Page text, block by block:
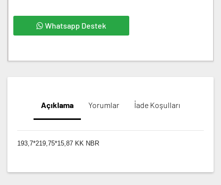
Whatsapp Destek
Açıklama Yorumlar İade Koşulları
193,7*219,75*15,87 KK NBR